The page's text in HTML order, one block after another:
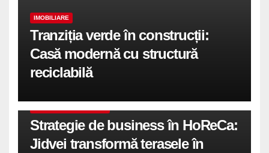
IMOBILIARE
Tranziția verde în construcții:
Casă modernă cu structură
reciclabilă
Strategie de business în HoReCa:
Jidvei transformă terasele în